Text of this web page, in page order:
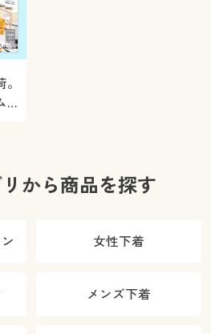
を
から商品を探す
女性下着
メンズ下着